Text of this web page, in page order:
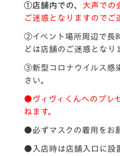
①店舗内での、 大声での
ご迷惑となりますのでご
②イベント場所周辺で長
どは店舗のご迷惑となり
③新型コロナウイルス感
さい。
●ヴィヴィくんへのプレ
ねます。
●必ずマスクの着用をお
●入店時は店舗入口に設